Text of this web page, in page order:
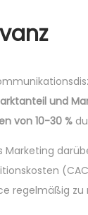
und
von 10-30 %
regelmäßig